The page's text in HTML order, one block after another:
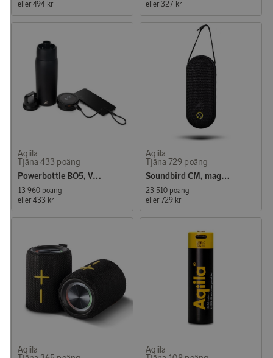
eller 494 kr
eller 327 kr
Aqiila
Tjäna 433 poäng
Powerbottle BO5, Vattenflaska med avtagbar Powerbank
13 960 poäng
eller 433 kr
Aqiila
Tjäna 729 poäng
Soundbird CM, magnetisk bärbar Högtalare
23 510 poäng
eller 729 kr
Aqiila Aqiila